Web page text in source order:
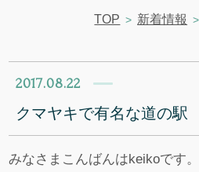
TOP 新着情報
2017.08.22
クマヤキで有名な道の駅
みなさまこんばんはkeikoです。